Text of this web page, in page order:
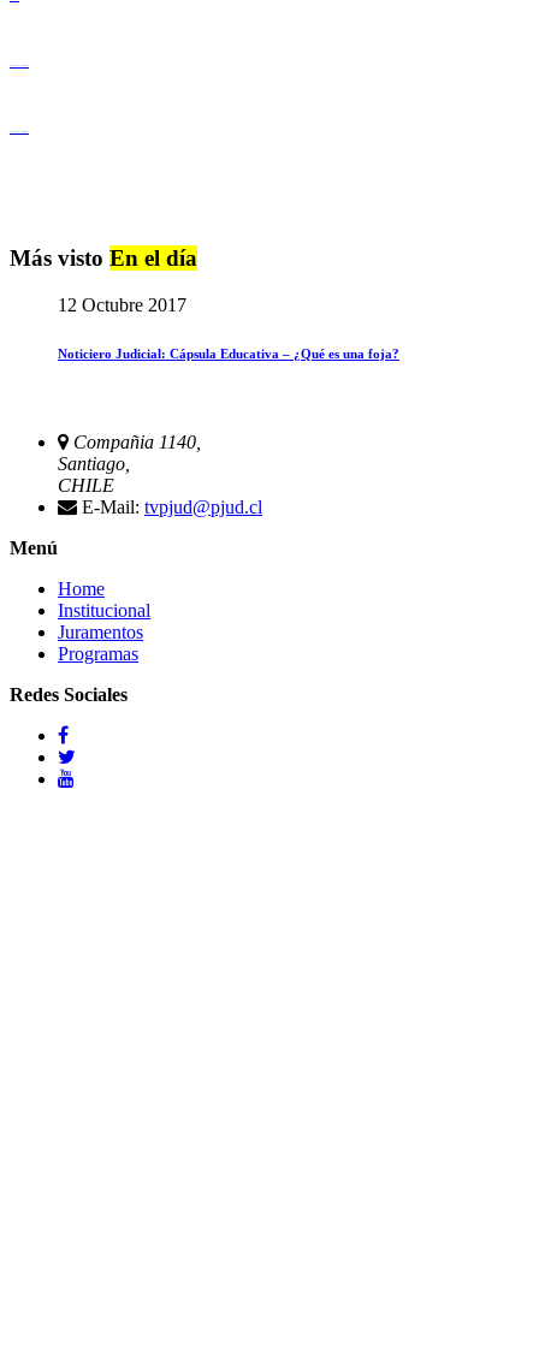
Más visto En el día
12 Octubre 2017
Noticiero Judicial: Cápsula Educativa – ¿Qué es una foja?
Compañia 1140,
Santiago,
CHILE
E-Mail: tvpjud@pjud.cl
Menú
Home
Institucional
Juramentos
Programas
Redes Sociales